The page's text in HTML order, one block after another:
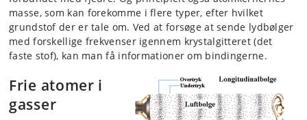
masse, som kan forekomme i flere typer, efter hvilket
grundstof der er tale om. Ved at forsøge at sende lydbølger
med forskellige frekvenser igennem krystalgitteret (det
faste stof), kan man få informationer om bindingerne.
Frie atomer i
gasser